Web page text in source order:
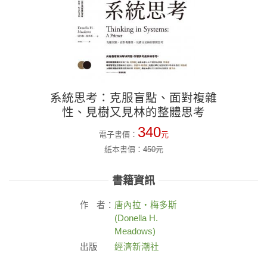
系統思考：克服盲點、面對複雜
性、見樹又見林的整體思考
電子書價： 340元
紙本書價：450元
書籍資訊
作 者： 唐內拉‧梅多斯
(Donella H.
Meadows)
出版
經濟新潮社